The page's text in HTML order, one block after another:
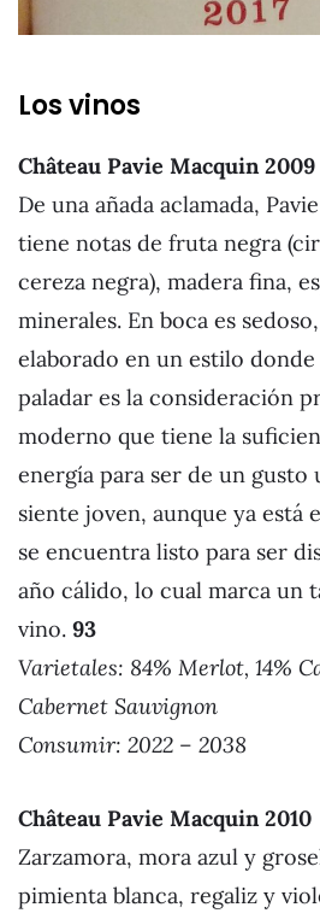
Los vinos
Château Pavie Macquin 2009
De una añada aclamada,
tiene notas de fruta negra
cereza negra), madera fina,
minerales. En boca es
elaborado en un estilo donde
paladar es la consideración
moderno que tiene la
energía para ser de un gusto
siente joven, aunque ya está
se encuentra listo para ser
año cálido, lo cual marca un
vino. 93
Varietales: 84% Merlot, 14%
Cabernet Sauvignon
Consumir: 2022 – 2038
Château Pavie Macquin 2010
Zarzamora, mora azul y
pimienta blanca, regaliz y